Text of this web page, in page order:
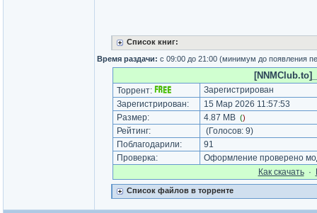
Список книг:
Время раздачи: с 09:00 до 21:00 (минимум до появления
Торрент:
Зарегистрирован
Зарегистрирован:
15 Мар 2026 11:57:53
Размер:
4.87 MB ()
Рейтинг: (Голосов: 9)
Поблагодарили:
91
Проверка:
Оформление проверено
Как cкачать·
Список файлов в торренте